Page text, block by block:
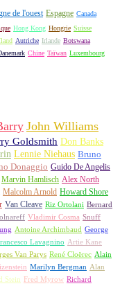
de l'ouest Espagne Canada
Hong Kong Hongrie Suisse
Autriche Irlande Botswana
Chine Taïwan Luxembourg
John Williams
Goldsmith Don Banks
Lennie Niehaus Bruno
Donaggio Guido De Angelis
Marvin Hamlisch Alex North
Malcolm Arnold Howard Shore
Van Cleave Riz Ortolani Bernard
Vladimir Cosma Snuff
Antoine Archimbaud George
Lavagnino Artie Kane
Van Parys René Cloërec Alain
Marilyn Bergman Alan
Stein Fred Myrow Richard